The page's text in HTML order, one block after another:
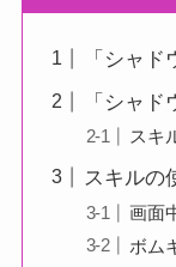
「シャ
「シャ
スキ
スキルの
画面
ボム